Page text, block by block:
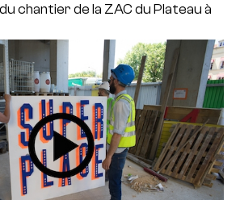
chantier de la ZAC du Plateau à